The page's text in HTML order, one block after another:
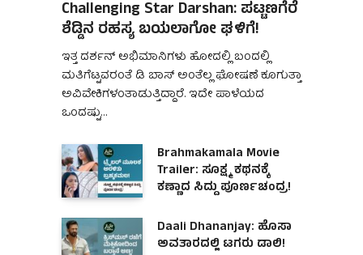
Challenging Star Darshan: ಪಟ್ಟಣಗೆರೆ
ಶೆಡ್ಡಿನ ರಹಸ್ಯ ಬಯಲಾಗೋ ಘಳಿಗೆ!
ಇತ್ತ ದರ್ಶನ್ ಅಭಿಮಾನಿಗಳು ಹೋದಲ್ಲಿ ಬಂದಲ್ಲಿ
ಮತಿಗೆಟ್ಟವರಂತೆ ಡಿ ಬಾಸ್ ಅಂತೆಲ್ಲ ಘೋಷಣೆ ಕೂಗುತ್ತಾ
ಅವಿವೇಕಿಗಳಂತಾಡುತ್ತಿದ್ದಾರೆ. ಇದೇ ಪಾಳೆಯದ
ಒಂದಷ್ಟು…
Brahmakamala Movie
Trailer: ಸೂಕ್ಷ್ಮ ಕಥನಕ್ಕೆ
ಕಣ್ಣಾದ ಸಿದ್ದು ಪೂರ್ಣಚಂದ್ರ!
Daali Dhananjay: ಹೊಸಾ
ಅವತಾರದಲ್ಲಿ ಟಗರು ಡಾಲಿ!